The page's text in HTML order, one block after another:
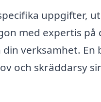
uppgifter,
med expertis på
verksamhet. En
och skräddarsy